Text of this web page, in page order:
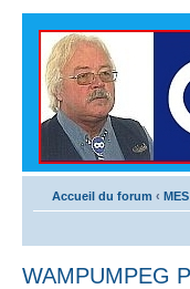
Accueil du forum ‹
WAMPUMPEG